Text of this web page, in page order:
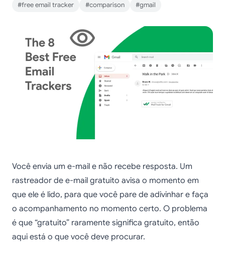
#free email tracker #comparison #gmail
Você envia um e-mail e não recebe resposta. Um
rastreador de e-mail gratuito avisa o momento em
que ele é lido, para que você pare de adivinhar e faça
o acompanhamento no momento certo. O problema
é que “gratuito” raramente significa gratuito, então
aqui está o que você deve procurar.